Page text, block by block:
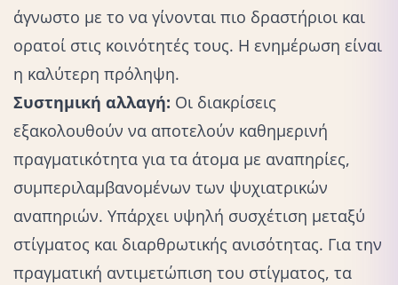
άγνωστο με το να γίνονται πιο δραστήριοι και
ορατοί στις κοινότητές τους. Η ενημέρωση είναι
η καλύτερη πρόληψη.
Συστημική αλλαγή: Οι διακρίσεις
εξακολουθούν να αποτελούν καθημερινή
πραγματικότητα για τα άτομα με αναπηρίες,
συμπεριλαμβανομένων των ψυχιατρικών
αναπηριών. Υπάρχει υψηλή συσχέτιση μεταξύ
στίγματος και διαρθρωτικής ανισότητας. Για την
πραγματική αντιμετώπιση του στίγματος, τα